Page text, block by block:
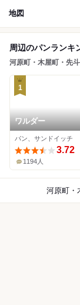
地図
周辺のパンランキ
河原町・木屋町・先
1
ワルダー
パン、サンドイッチ
3.72
1194人